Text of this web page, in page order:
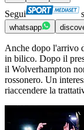
Segui
whatsapp
Anche dopo l'arrivo
in bilico. Dopo il
il Wolverhampton
rossonero. Un
riaccendere la